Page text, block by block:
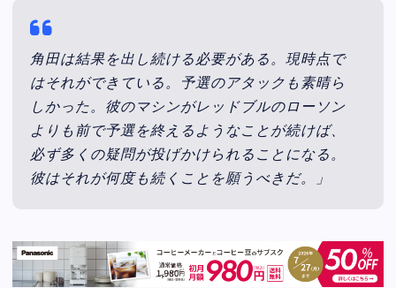
角田は結果を出し続ける必要がある。現時点で
はそれができている。予選のアタックも素晴ら
しかった。彼のマシンがレッドブルのローソン
よりも前で予選を終えるようなことが続けば、
必ず多くの疑問が投げかけられることになる。
彼はそれが何度も続くことを願うべきだ。」